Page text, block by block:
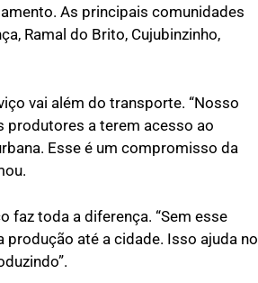
As principais comunidades
Ramal do Brito, Cujubinzinho,
vai além do transporte. “Nosso
produtores a terem acesso ao
Esse é um compromisso da
faz toda a diferença. “Sem esse
até a cidade. Isso ajuda no